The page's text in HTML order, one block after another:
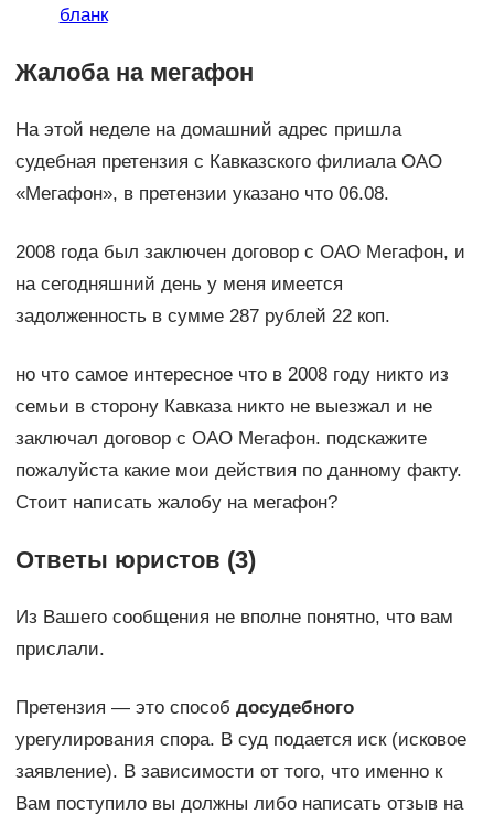
бланк
Жалоба на мегафон
На этой неделе на домашний адрес пришла
судебная претензия с Кавказского филиала ОАО
«Мегафон», в претензии указано что 06.08.
2008 года был заключен договор с ОАО Мегафон, и
на сегодняшний день у меня имеется
задолженность в сумме 287 рублей 22 коп.
но что самое интересное что в 2008 году никто из
семьи в сторону Кавказа никто не выезжал и не
заключал договор с ОАО Мегафон. подскажите
пожалуйста какие мои действия по данному факту.
Стоит написать жалобу на мегафон?
Ответы юристов (3)
Из Вашего сообщения не вполне понятно, что вам
прислали.
Претензия — это способ досудебного
урегулирования спора. В суд подается иск (исковое
заявление). В зависимости от того, что именно к
Вам поступило вы должны либо написать отзыв на